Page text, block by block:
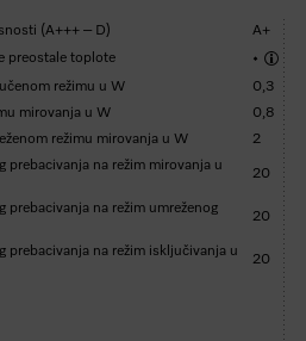
(A+++ – D)
A+
preostale toplote
•
režimu u W
0,3
mirovanja u W
0,8
režimu mirovanja u W
2
prebacivanja na režim mirovanja u
20
prebacivanja na režim umreženog
20
prebacivanja na režim isključivanja u
20